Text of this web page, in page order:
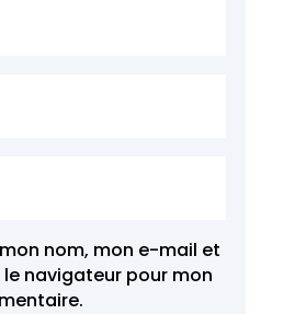
nom, mon e-mail et
navigateur pour mon